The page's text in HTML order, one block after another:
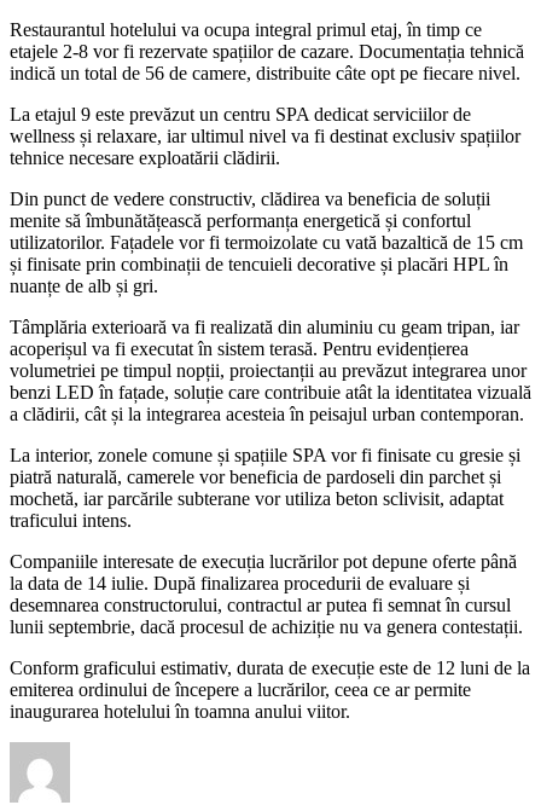
Restaurantul hotelului va ocupa integral primul etaj, în timp ce
etajele 2-8 vor fi rezervate spațiilor de cazare. Documentația tehnică
indică un total de 56 de camere, distribuite câte opt pe fiecare nivel.
La etajul 9 este prevăzut un centru SPA dedicat serviciilor de
wellness și relaxare, iar ultimul nivel va fi destinat exclusiv spațiilor
tehnice necesare exploatării clădirii.
Din punct de vedere constructiv, clădirea va beneficia de soluții
menite să îmbunătățească performanța energetică și confortul
utilizatorilor. Fațadele vor fi termoizolate cu vată bazaltică de 15 cm
și finisate prin combinații de tencuieli decorative și placări HPL în
nuanțe de alb și gri.
Tâmplăria exterioară va fi realizată din aluminiu cu geam tripan, iar
acoperișul va fi executat în sistem terasă. Pentru evidențierea
volumetriei pe timpul nopții, proiectanții au prevăzut integrarea unor
benzi LED în fațade, soluție care contribuie atât la identitatea vizuală
a clădirii, cât și la integrarea acesteia în peisajul urban contemporan.
La interior, zonele comune și spațiile SPA vor fi finisate cu gresie și
piatră naturală, camerele vor beneficia de pardoseli din parchet și
mochetă, iar parcările subterane vor utiliza beton sclivisit, adaptat
traficului intens.
Companiile interesate de execuția lucrărilor pot depune oferte până
la data de 14 iulie. După finalizarea procedurii de evaluare și
desemnarea constructorului, contractul ar putea fi semnat în cursul
lunii septembrie, dacă procesul de achiziție nu va genera contestații.
Conform graficului estimativ, durata de execuție este de 12 luni de la
emiterea ordinului de începere a lucrărilor, ceea ce ar permite
inaugurarea hotelului în toamna anului viitor.